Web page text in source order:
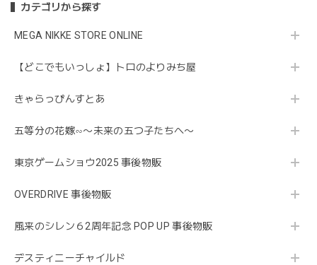
カテゴリから探す
MEGA NIKKE STORE ONLINE
【どこでもいっしょ】トロのよりみち屋
きゃらっぴんすとあ
五等分の花嫁∽〜未来の五つ子たちへ〜
東京ゲームショウ2025 事後物販
OVERDRIVE 事後物販
風来のシレン６2周年記念 POP UP 事後物販
デスティニーチャイルド